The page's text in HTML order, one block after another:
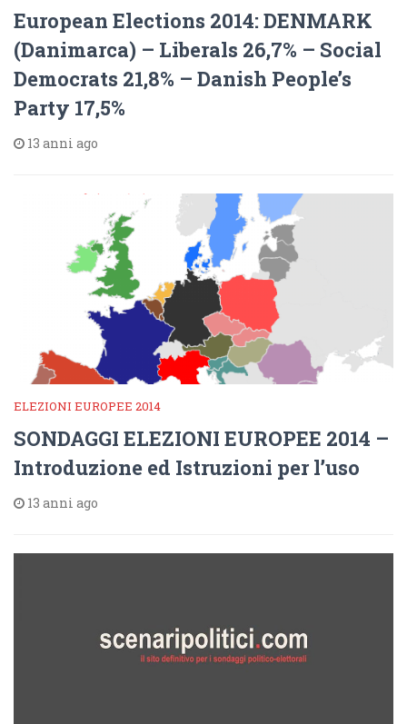
European Elections 2014: DENMARK
(Danimarca) – Liberals 26,7% – Social
Democrats 21,8% – Danish People’s
Party 17,5%
13 anni ago
ELEZIONI EUROPEE 2014
SONDAGGI ELEZIONI EUROPEE 2014 –
Introduzione ed Istruzioni per l’uso
13 anni ago